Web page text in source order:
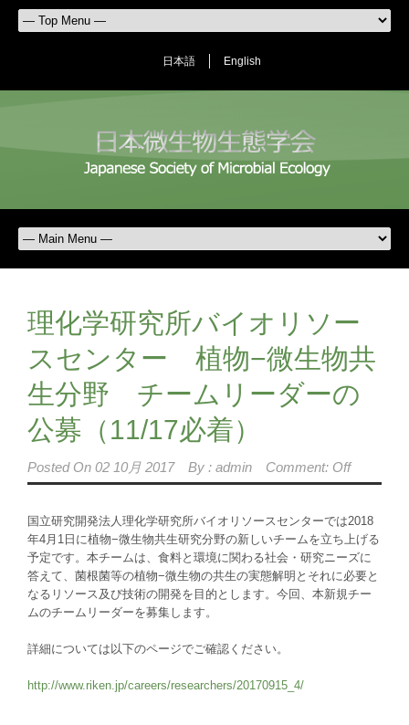
日本語 English
理化学研究所バイオリソー
スセンター 植物−微生物共
生分野 チームリーダーの
公募（11/17必着）
Posted On 02 10月 2017 By : admin Comment: Off
国立研究開発法人理化学研究所バイオリソースセンターでは2018
年4月1日に植物−微生物共生研究分野の新しいチームを立ち上げる
予定です。本チームは、食料と環境に関わる社会・研究ニーズに
答えて、菌根菌等の植物−微生物の共生の実態解明とそれに必要と
なるリソース及び技術の開発を目的とします。今回、本新規チー
ムのチームリーダーを募集します。
詳細については以下のページでご確認ください。
http://www.riken.jp/careers/researchers/20170915_4/